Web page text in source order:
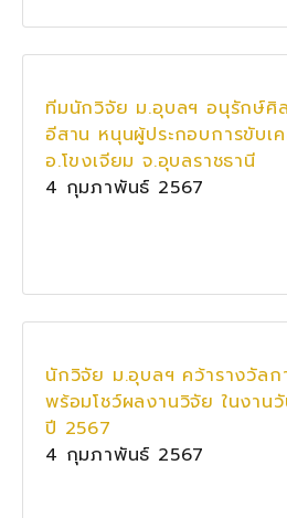
ทีมนักวิจัย ม.อุบลฯ อนุรักษ์ศิ
อีสาน หนุนผู้ประกอบการขับเ
อ.โขงเจียม จ.อุบลราชธานี
4 กุมภาพันธ์ 2567
นักวิจัย ม.อุบลฯ คว้ารางวัลก
พร้อมโชว์ผลงานวิจัย ในงาน
ปี 2567
4 กุมภาพันธ์ 2567